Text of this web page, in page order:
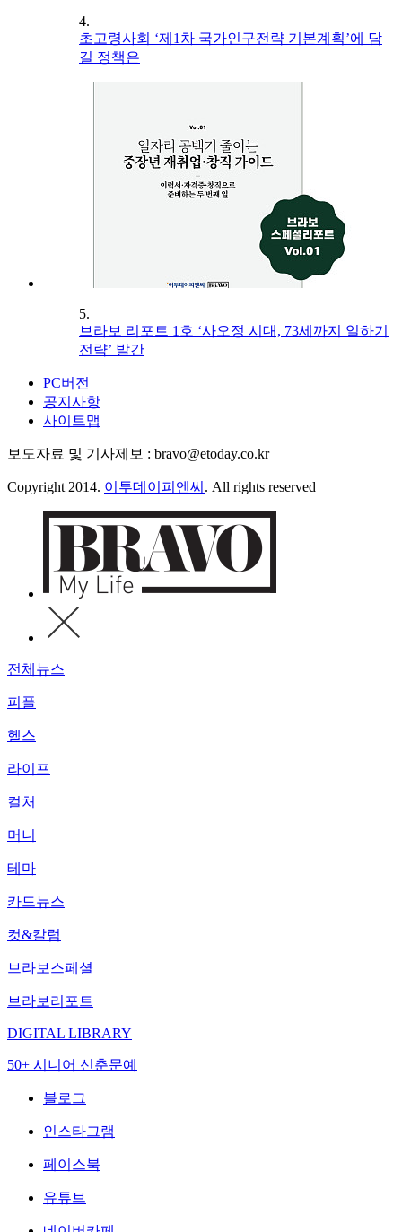
4.
초고령사회 ‘제1차 국가인구전략 기본계획’에 담
길 정책은
5.
브라보 리포트 1호 ‘사오정 시대, 73세까지 일하기
전략’ 발간
PC버전
공지사항
사이트맵
보도자료 및 기사제보 : bravo@etoday.co.kr
Copyright 2014. 이투데이피엔씨 . All rights reserved
전체뉴스
피플
헬스
라이프
컬처
머니
테마
카드뉴스
컷&칼럼
브라보스페셜
브라보리포트
DIGITAL LIBRARY
50+ 시니어 신춘문예
블로그
인스타그램
페이스북
유튜브